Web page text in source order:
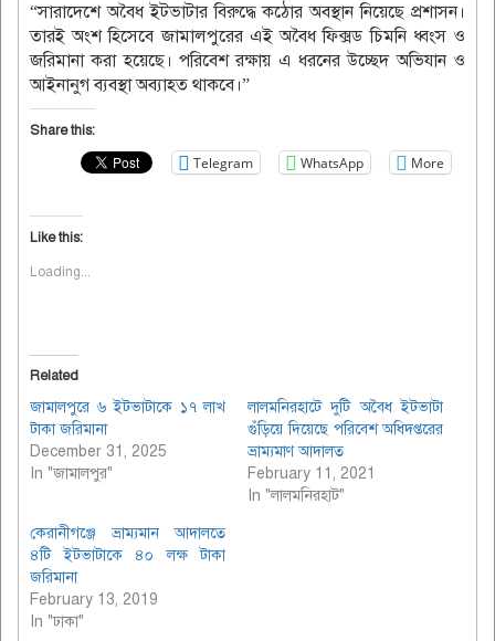
“সারাদেশে অবৈধ ইটভাটার বিরুদ্ধে কঠোর অবস্থান নিয়েছে প্রশাসন।
তারই অংশ হিসেবে জামালপুরের এই অবৈধ ফিক্সড চিমনি ধ্বংস ও
জরিমানা করা হয়েছে। পরিবেশ রক্ষায় এ ধরনের উচ্ছেদ অভিযান ও
আইনানুগ ব্যবস্থা অব্যাহত থাকবে।”
Share this:
Telegram WhatsApp More
Like this:
Loading...
Related
জামালপুরে ৬ ইটভাটাকে ১৭ লাখ
টাকা জরিমানা
December 31, 2025
In "জামালপুর"
লালমনিরহাটে দুটি অবৈধ ইটভাটা
গুঁড়িয়ে দিয়েছে পরিবেশ অধিদপ্তরের
ভ্রাম্যমাণ আদালত
February 11, 2021
In "লালমনিরহাট"
কেরানীগঞ্জে ভ্রাম্যমান আদালতে
৪টি ইটভাটাকে ৪০ লক্ষ টাকা
জরিমানা
February 13, 2019
In "ঢাকা"